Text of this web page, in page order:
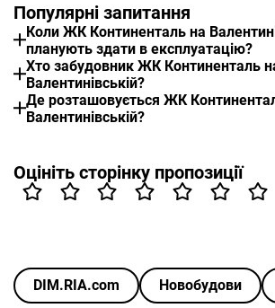
Популярні запитання
Коли ЖК Континенталь на
планують здати в експлуатацію?
Хто забудовник ЖК Континенталь
Валентинівській?
Де розташовується ЖК
Валентинівській?
Оцініть сторінку пропозиції
DIM.RIA.com Новобудови